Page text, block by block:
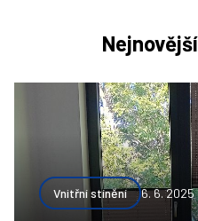
Vnitřní stínění 6. 6. 2025